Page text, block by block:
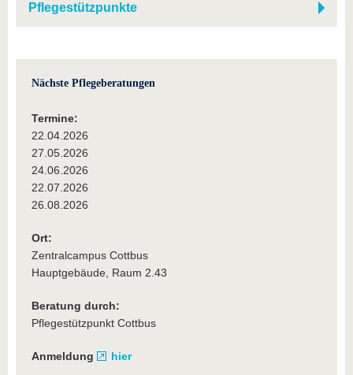
Pflegestützpunkte
Nächste Pflegeberatungen
Termine:
22.04.2026
27.05.2026
24.06.2026
22.07.2026
26.08.2026
Ort:
Zentralcampus Cottbus
Hauptgebäude, Raum 2.43
Beratung durch:
Pflegestützpunkt Cottbus
Anmeldung hier